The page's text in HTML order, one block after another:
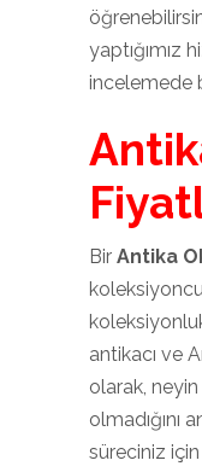
yaptığımız
incelemede
Bir Antika
antikacı ve
olarak,
olmadığını
süreciniz